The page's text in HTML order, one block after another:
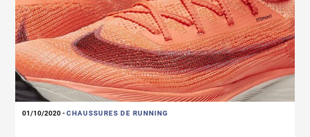
01/10/2020-CHAUSSURES DE RUNNING